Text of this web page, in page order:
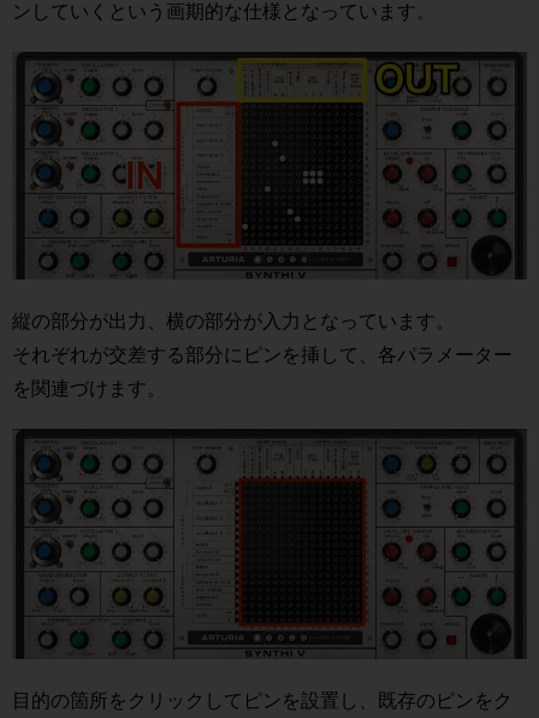
ンしていくという画期的な仕様となっています。
縦の部分が出力、横の部分が入力となっています。
それぞれが交差する部分にピンを挿して、各パラメーター
を関連づけます。
目的の箇所をクリックしてピンを設置し、既存のピンをク